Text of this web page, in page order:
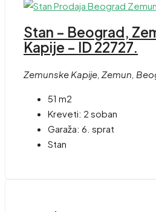
Stan – Beograd,
Kapije – ID 22727.
Zemunske Kapije, Zemun,
51 m2
Kreveti: 2 soban
Garaža: 6. sprat
Stan